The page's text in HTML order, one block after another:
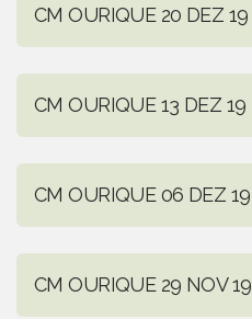
CM OURIQUE 20 DEZ 19
CM OURIQUE 13 DEZ 19
CM OURIQUE 06 DEZ 19
CM OURIQUE 29 NOV 19